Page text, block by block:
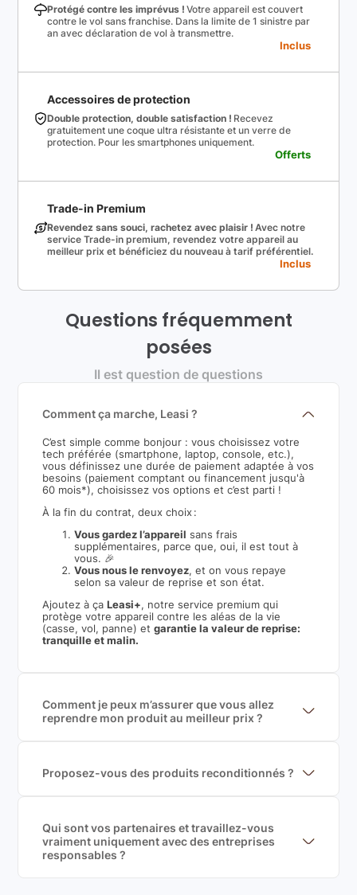
Protégé contre les imprévus ! Votre appareil est couvert
contre le vol sans franchise. Dans la limite de 1 sinistre par
an avec déclaration de vol à transmettre.
Inclus
Accessoires de protection
Double protection, double satisfaction ! Recevez
gratuitement une coque ultra résistante et un verre de
protection. Pour les smartphones uniquement.
Offerts
Trade-in Premium
Revendez sans souci, rachetez avec plaisir ! Avec notre
service Trade-in premium, revendez votre appareil au
meilleur prix et bénéficiez du nouveau à tarif préférentiel.
Inclus
Questions fréquemment
posées
Il est question de questions
Comment ça marche, Leasi ?
C’est simple comme bonjour : vous choisissez votre
tech préférée (smartphone, laptop, console, etc.),
vous définissez une durée de paiement adaptée à vos
besoins (paiement comptant ou financement jusqu'à
60 mois*), choisissez vos options et c’est parti !
À la fin du contrat, deux choix :
Vous gardez l’appareil sans frais
supplémentaires, parce que, oui, il est tout à
vous. 🎉
Vous nous le renvoyez, et on vous repaye
selon sa valeur de reprise et son état.
Ajoutez à çaLeasi+, notre service premium qui
protège votre appareil contre les aléas de la vie
(casse, vol, panne) etgarantie la valeur de reprise:
tranquille et malin.
Comment je peux m’assurer que vous allez
reprendre mon produit au meilleur prix ?
garantir le meilleur prix de rachat. De plus, nous
sommes rémunéré à la commission sur la valeur de
Proposez-vous des produits reconditionnés ?
produits officiels de grandes marques et du
reconditionné de haute qualité
Qui sont vos partenaires et travaillez-vous
vraiment uniquement avec des entreprises
responsables ?